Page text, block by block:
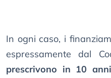
In ogni caso, i
espressamente dal
prescrivono in 10 anni